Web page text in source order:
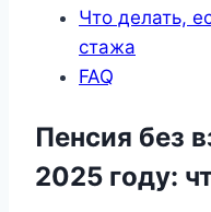
Что делать,
стажа
FAQ
Пенсия без
2025 году: